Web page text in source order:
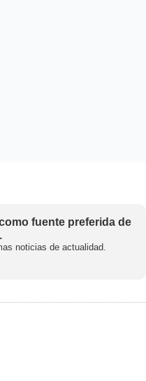
fuente preferida de
noticias de actualidad.